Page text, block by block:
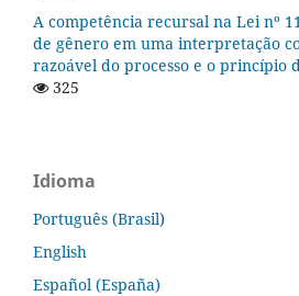
A competência recursal na Lei nº
de gênero em uma interpretação
razoável do processo e o princípio
325
Idioma
Português (Brasil)
English
Español (España)